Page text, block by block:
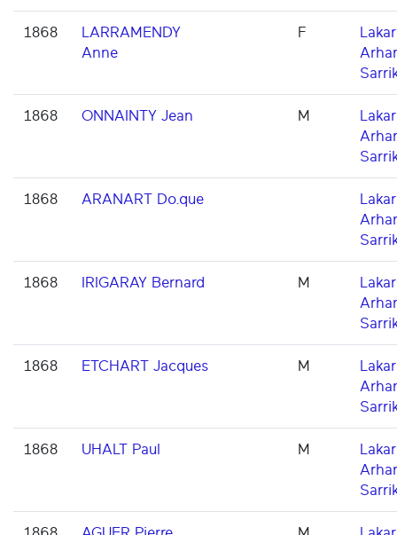
1868
LARRAMENDY
Anne
F
1868 ONNAINTY Jean M
1868 ARANART Do.que
1868 IRIGARAY Bernard M
1868 ETCHART Jacques M
1868 UHALT Paul M